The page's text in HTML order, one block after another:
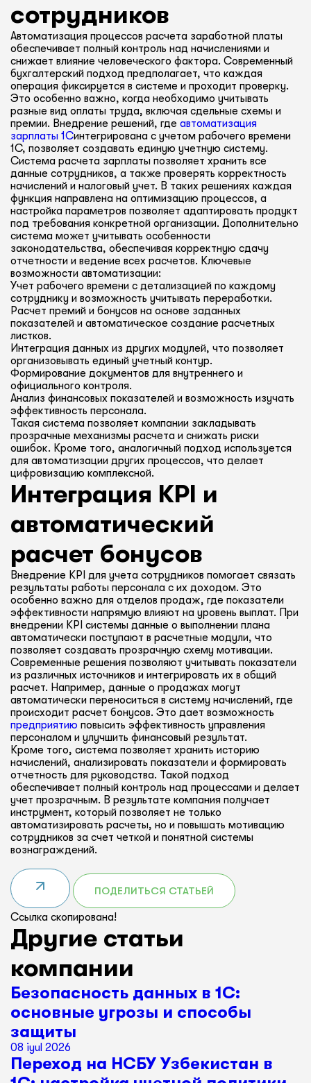
сотрудников
Автоматизация процессов расчета заработной платы
обеспечивает полный контроль над начислениями и
снижает влияние человеческого фактора. Современный
бухгалтерский подход предполагает, что каждая
операция фиксируется в системе и проходит проверку.
Это особенно важно, когда необходимо учитывать
разные вид оплаты труда, включая сдельные схемы и
премии. Внедрение решений, где автоматизация
зарплаты 1Синтегрирована с учетом рабочего времени
1С, позволяет создавать единую учетную систему.
Система расчета зарплаты позволяет хранить все
данные сотрудников, а также проверять корректность
начислений и налоговый учет. В таких решениях каждая
функция направлена на оптимизацию процессов, а
настройка параметров позволяет адаптировать продукт
под требования конкретной организации. Дополнительно
система может учитывать особенности
законодательства, обеспечивая корректную сдачу
отчетности и ведение всех расчетов. Ключевые
возможности автоматизации:
Учет рабочего времени с детализацией по каждому
сотруднику и возможность учитывать переработки.
Расчет премий и бонусов на основе заданных
показателей и автоматическое создание расчетных
листков.
Интеграция данных из других модулей, что позволяет
организовывать единый учетный контур.
Формирование документов для внутреннего и
официального контроля.
Анализ финансовых показателей и возможность изучать
эффективность персонала.
Такая система позволяет компании закладывать
прозрачные механизмы расчета и снижать риски
ошибок. Кроме того, аналогичный подход используется
для автоматизации других процессов, что делает
цифровизацию комплексной.
Интеграция KPI и
автоматический
расчет бонусов
Внедрение KPI для учета сотрудников помогает связать
результаты работы персонала с их доходом. Это
особенно важно для отделов продаж, где показатели
эффективности напрямую влияют на уровень выплат. При
внедрении KPI системы данные о выполнении плана
автоматически поступают в расчетные модули, что
позволяет создавать прозрачную схему мотивации.
Современные решения позволяют учитывать показатели
из различных источников и интегрировать их в общий
расчет. Например, данные о продажах могут
автоматически переноситься в систему начислений, где
происходит расчет бонусов. Это дает возможность
предприятию повысить эффективность управления
персоналом и улучшить финансовый результат.
Кроме того, система позволяет хранить историю
начислений, анализировать показатели и формировать
отчетность для руководства. Такой подход
обеспечивает полный контроль над процессами и делает
учет прозрачным. В результате компания получает
инструмент, который позволяет не только
автоматизировать расчеты, но и повышать мотивацию
сотрудников за счет четкой и понятной системы
вознаграждений.
ПОДЕЛИТЬСЯ СТАТЬЕЙ
Ссылка скопирована!
Другие статьи
компании
Безопасность данных в 1С:
основные угрозы и способы
защиты
08 iyul 2026
Переход на НСБУ Узбекистан в